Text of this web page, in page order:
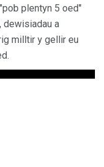
plentyn 5 oed"
dewisiadau a
milltir y gellir eu